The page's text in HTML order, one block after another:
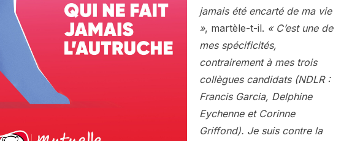
jamais été encarté de ma vie
», martèle-t-il. « C’est une de
mes spécificités,
contrairement à mes trois
collègues candidats (NDLR :
Francis Garcia, Delphine
Eychenne et Corinne
Griffond). Je suis contre la